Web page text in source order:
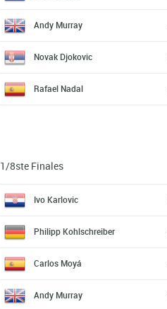
Andy Murray
Novak Djokovic
Rafael Nadal
1/8ste Finales
Ivo Karlovic
Philipp Kohlschreiber
Carlos Moyá
Andy Murray